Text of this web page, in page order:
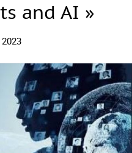
and AI »